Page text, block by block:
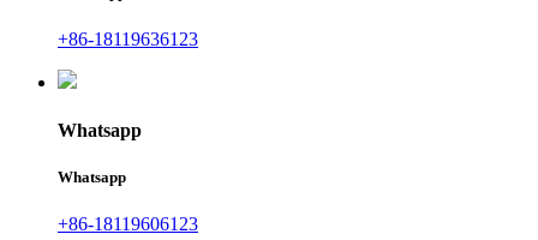
+86-18119636123
Whatsapp
Whatsapp
+86-18119606123